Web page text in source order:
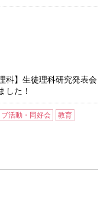
科】生徒理科研究発表会
した！
ブ活動・同好会 教育